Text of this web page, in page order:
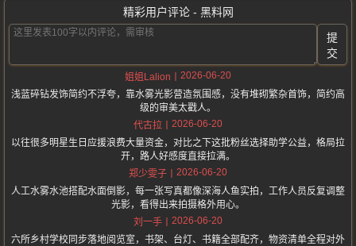
精彩用户评论 - 黑料网
提
交
姐姐Lalion
2026-06-20
浅蓝碎钻发饰简约不浮夸，靠水雾光影营造氛围感，没有堆砌繁杂首饰，简约高
级的审美太戳人。
代古拉
2026-06-20
以往很多明星生日应援浪费大量资金，对比之下这批粉丝选择助学公益，格局拉
开，路人好感度直接拉满。
郑少雯子
2026-06-20
人工水雾水池搭配水面倒影，每一张写真都像深海人鱼实拍，工作人员反复调整
光影，看得出来拍摄格外用心。
刘一手
2026-06-20
六所乡村学校同步落地阅览室，书架、台灯、书籍全部配齐，物资清单全程对外